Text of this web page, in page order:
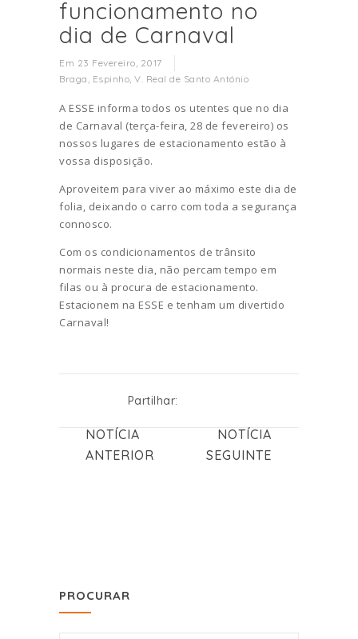
funcionamento no
dia de Carnaval
Em 23 Fevereiro, 2017
Braga Espinho V. Real de Santo António
A ESSE informa todos os utentes que no dia
de Carnaval (terça-feira, 28 de fevereiro) os
nossos lugares de estacionamento estão à
vossa disposição.
Aproveitem para viver ao máximo este dia de
folia, deixando o carro com toda a segurança
connosco.
Com os condicionamentos de trânsito
normais neste dia, não percam tempo em
filas ou à procura de estacionamento.
Estacionem na ESSE e tenham um divertido
Carnaval!
Partilhar:
NOTÍCIA
ANTERIOR
NOTÍCIA
SEGUINTE
PROCURAR